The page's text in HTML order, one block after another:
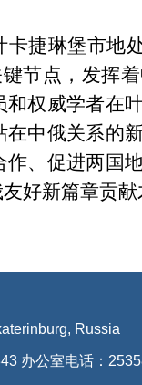
捷琳堡市地
节点，发挥
权威学者在
中俄关系的
、促进两国
好新篇章贡
Russia
办公室电话：